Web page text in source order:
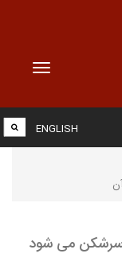
Toggle
ENGLISH
سرشکن می شود